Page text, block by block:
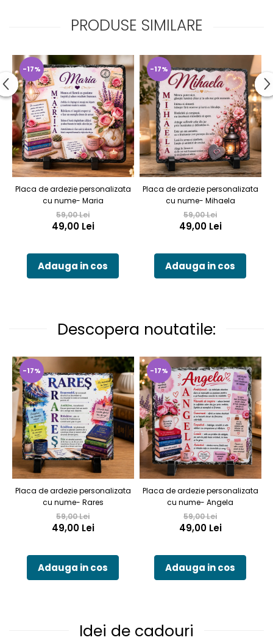
PRODUSE SIMILARE
-17%
Placa de ardezie personalizata
cu nume- Maria
59,00 Lei
49,00 Lei
Adauga in cos
-17%
Placa de ardezie personalizata
cu nume- Mihaela
59,00 Lei
49,00 Lei
Adauga in cos
Descopera noutatile:
-17%
Placa de ardezie personalizata
cu nume- Rares
59,00 Lei
49,00 Lei
Adauga in cos
-17%
Placa de ardezie personalizata
cu nume- Angela
59,00 Lei
49,00 Lei
Adauga in cos
Idei de cadouri